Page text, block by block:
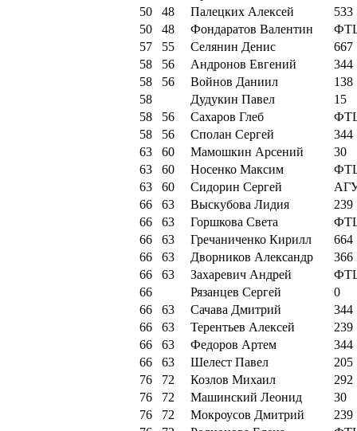
50
48 Палецких Алексей
533
50
48 Фондаратов Валентин
57
55 Селянин Денис
667
58
56 Андронов Евгений
344
58
56 Войнов Даниил
138
58
Дудукин Павел
15
58
56 Сахаров Глеб
58
56 Сполан Сергей
344
63
60 Мамошкин Арсений
30
63
60 Носенко Максим
63
60 Сидорин Сергей
66
63 Выскубова Лидия
239
66
63 Горшкова Света
66
63 Гречаниченко Кирилл
664
66
63 Дворников Александр
366
66
63 Захаревич Андрей
66
Рязанцев Сергей
0
66
63 Сачава Дмитрий
344
66
63 Терентьев Алексей
239
66
63 Федоров Артем
344
66
63 Шелест Павел
205
76
72 Козлов Михаил
292
76
72 Машинский Леонид
30
76
72 Мокроусов Дмитрий
239